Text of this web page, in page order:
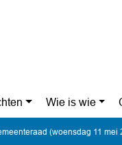
Wie is wie
(woensdag 11 mei